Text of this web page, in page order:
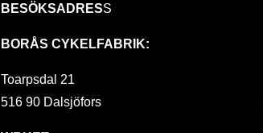
BESÖKSADRESS
BORÅS CYKELFABRIK:
Toarpsdal 21
516 90 Dalsjöfors